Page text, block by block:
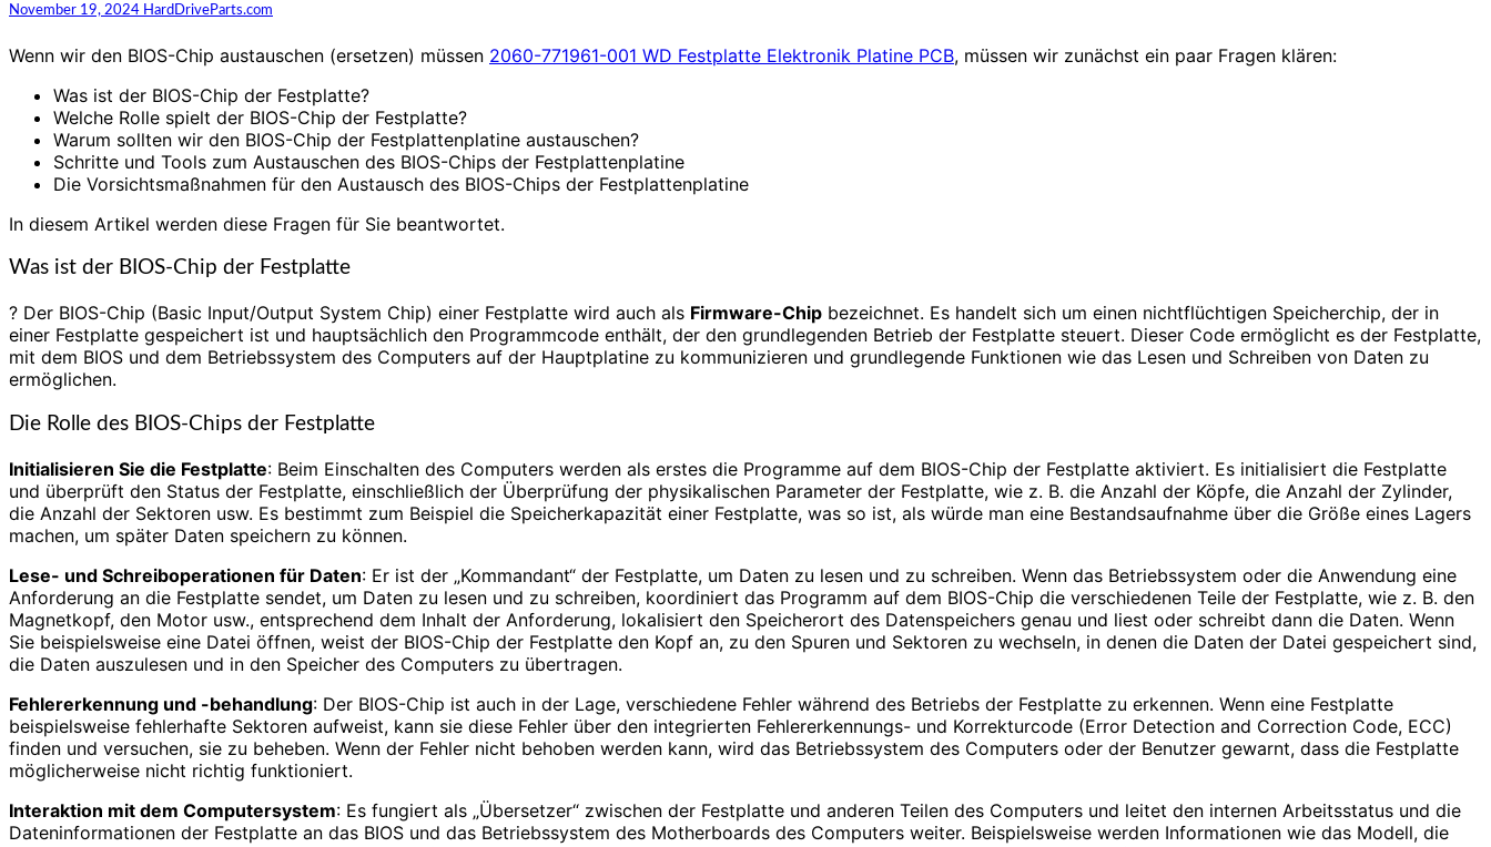
November 19, 2024 HardDriveParts.com
Wenn wir den BIOS-Chip austauschen (ersetzen) müssen 2060-771961-001 WD Festplatte Elektronik Platine PCB, müssen wir zunächst ein paar Fragen klären:
Was ist der BIOS-Chip der Festplatte?
Welche Rolle spielt der BIOS-Chip der Festplatte?
Warum sollten wir den BIOS-Chip der Festplattenplatine austauschen?
Schritte und Tools zum Austauschen des BIOS-Chips der Festplattenplatine
Die Vorsichtsmaßnahmen für den Austausch des BIOS-Chips der Festplattenplatine
In diesem Artikel werden diese Fragen für Sie beantwortet.
Was ist der BIOS-Chip der Festplatte
? Der BIOS-Chip (Basic Input/Output System Chip) einer Festplatte wird auch als Firmware-Chip bezeichnet. Es handelt sich um einen nichtflüchtigen Speicherchip, der in
einer Festplatte gespeichert ist und hauptsächlich den Programmcode enthält, der den grundlegenden Betrieb der Festplatte steuert. Dieser Code ermöglicht es der Festplatte,
mit dem BIOS und dem Betriebssystem des Computers auf der Hauptplatine zu kommunizieren und grundlegende Funktionen wie das Lesen und Schreiben von Daten zu
ermöglichen.
Die Rolle des BIOS-Chips der Festplatte
Initialisieren Sie die Festplatte: Beim Einschalten des Computers werden als erstes die Programme auf dem BIOS-Chip der Festplatte aktiviert. Es initialisiert die Festplatte
und überprüft den Status der Festplatte, einschließlich der Überprüfung der physikalischen Parameter der Festplatte, wie z. B. die Anzahl der Köpfe, die Anzahl der Zylinder,
die Anzahl der Sektoren usw. Es bestimmt zum Beispiel die Speicherkapazität einer Festplatte, was so ist, als würde man eine Bestandsaufnahme über die Größe eines Lagers
machen, um später Daten speichern zu können.
Lese- und Schreiboperationen für Daten: Er ist der „Kommandant“ der Festplatte, um Daten zu lesen und zu schreiben. Wenn das Betriebssystem oder die Anwendung eine
Anforderung an die Festplatte sendet, um Daten zu lesen und zu schreiben, koordiniert das Programm auf dem BIOS-Chip die verschiedenen Teile der Festplatte, wie z. B. den
Magnetkopf, den Motor usw., entsprechend dem Inhalt der Anforderung, lokalisiert den Speicherort des Datenspeichers genau und liest oder schreibt dann die Daten. Wenn
Sie beispielsweise eine Datei öffnen, weist der BIOS-Chip der Festplatte den Kopf an, zu den Spuren und Sektoren zu wechseln, in denen die Daten der Datei gespeichert sind,
die Daten auszulesen und in den Speicher des Computers zu übertragen.
Fehlererkennung und -behandlung: Der BIOS-Chip ist auch in der Lage, verschiedene Fehler während des Betriebs der Festplatte zu erkennen. Wenn eine Festplatte
beispielsweise fehlerhafte Sektoren aufweist, kann sie diese Fehler über den integrierten Fehlererkennungs- und Korrekturcode (Error Detection and Correction Code, ECC)
finden und versuchen, sie zu beheben. Wenn der Fehler nicht behoben werden kann, wird das Betriebssystem des Computers oder der Benutzer gewarnt, dass die Festplatte
möglicherweise nicht richtig funktioniert.
Interaktion mit dem Computersystem: Es fungiert als „Übersetzer“ zwischen der Festplatte und anderen Teilen des Computers und leitet den internen Arbeitsstatus und die
Dateninformationen der Festplatte an das BIOS und das Betriebssystem des Motherboards des Computers weiter. Beispielsweise werden Informationen wie das Modell, die